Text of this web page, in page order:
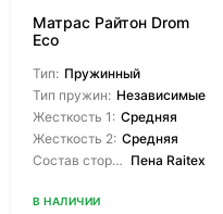
Матрас Райтон Drom
Eco
Тип: Пружинный
Тип пружин: Независимые
Жесткость 1: Средняя
Жесткость 2: Средняя
Состав сторон: Пена Raitex
В НАЛИЧИИ